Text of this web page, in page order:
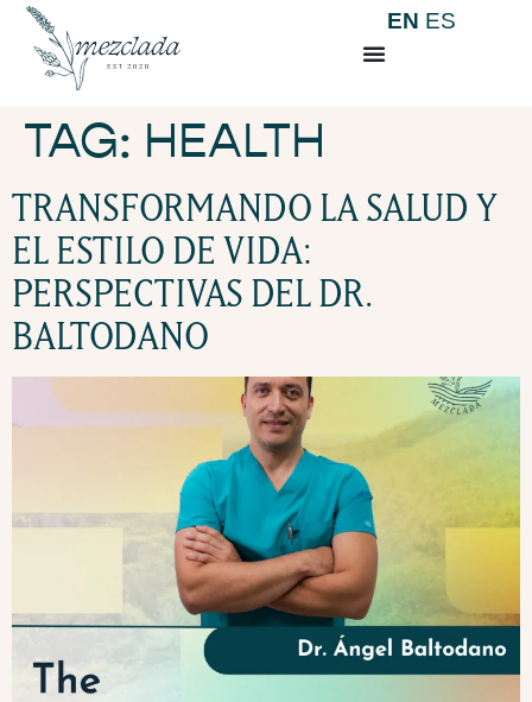
EN ES
TAG: HEALTH
TRANSFORMANDO LA SALUD Y
EL ESTILO DE VIDA:
PERSPECTIVAS DEL DR.
BALTODANO